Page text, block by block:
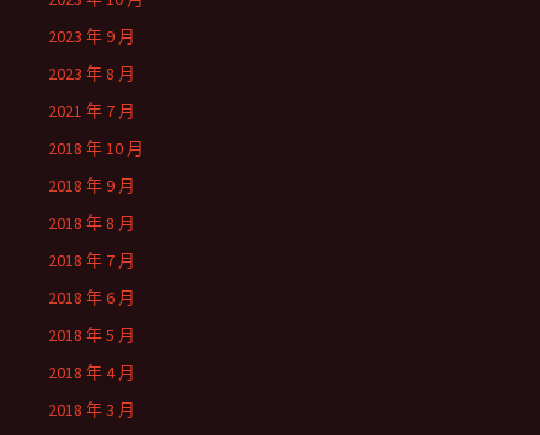
2023 年 9 月
2023 年 8 月
2021 年 7 月
2018 年 10 月
2018 年 9 月
2018 年 8 月
2018 年 7 月
2018 年 6 月
2018 年 5 月
2018 年 4 月
2018 年 3 月